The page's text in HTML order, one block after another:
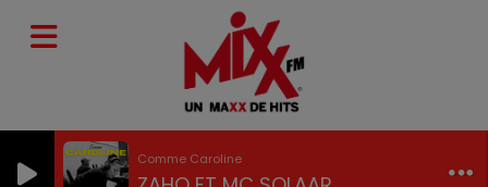
Comme Caroline